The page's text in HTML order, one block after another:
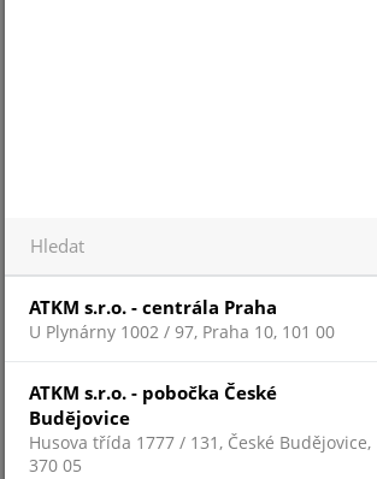
indikace: optická signalizace
Instalace: na povrch;
rozměry 200x230x82mm,
8 mm;
ATKM s.r.o. - centrála Praha
U Plynárny 1002 / 97, Praha 10, 101 00
ATKM s.r.o. - pobočka České
Budějovice
Husova třída 1777 / 131, České Budějovice,
370 05